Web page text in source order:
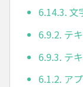
6.14.3. 文
6.9.2. テ
6.9.3. テ
6.1.2. ア